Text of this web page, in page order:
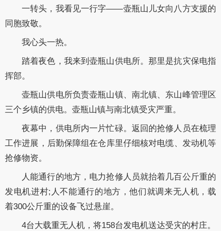
一转头，我看见一行字——壶瓶山儿女向八方支援的
同胞致敬。
我心头一热。
踏着夜色，我来到壶瓶山供电所。那里是抗灾保电指
挥部。
壶瓶山供电所负责壶瓶山镇、南北镇、东山峰管理区
三个乡镇的供电。壶瓶山镇与南北镇受灾严重。
夜幕中，供电所内一片忙碌。返回的抢修人员在梳理
工作进展，后勤保障组在仓库里仔细核对电缆、发动机等
抢修物资。
人能通行的地方，电力抢修人员就抬着几百公斤重的
发电机进村;人不能通行的地方，他们就调来无人机，载
着300公斤重的设备飞过悬崖。
4台大载重无人机，将158台发电机送达受灾的村庄。